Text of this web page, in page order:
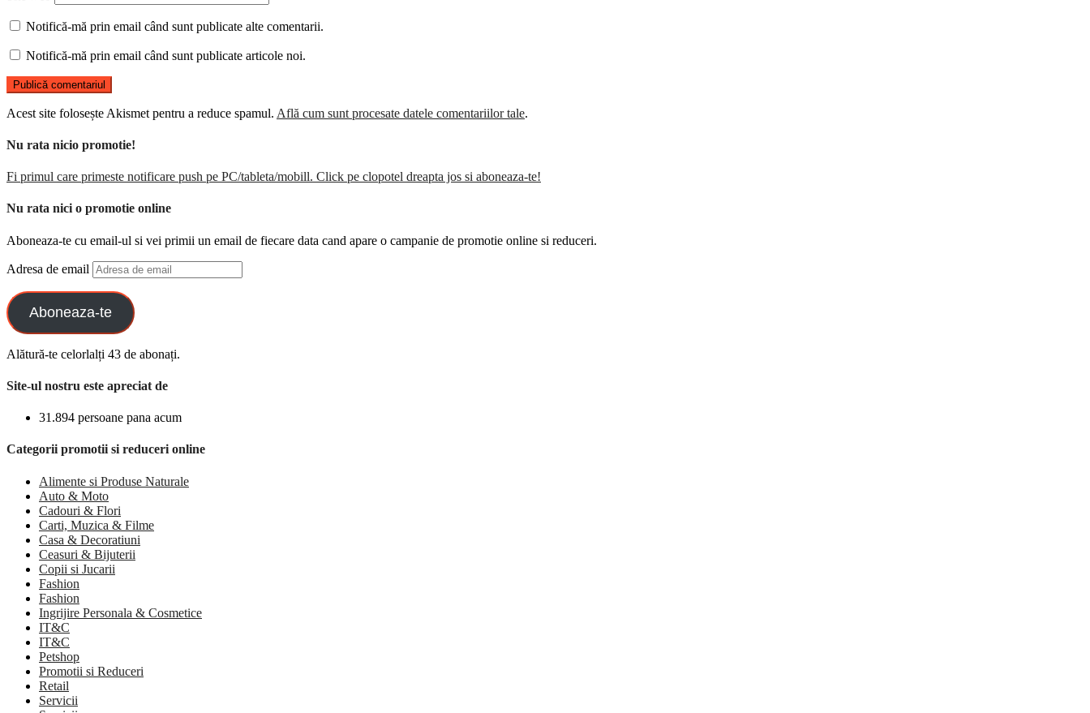
Notifică-mă prin email când sunt publicate alte comentarii.
Notifică-mă prin email când sunt publicate articole noi.
Acest site folosește Akismet pentru a reduce spamul. Află cum sunt procesate datele comentariilor tale.
Nu rata nicio promotie!
Fi primul care primeste notificare push pe PC/tableta/mobill. Click pe clopotel dreapta jos si aboneaza-te!
Nu rata nici o promotie online
Aboneaza-te cu email-ul si vei primii un email de fiecare data cand apare o campanie de promotie online si reduceri.
Adresa de email
Aboneaza-te
Alătură-te celorlalți 43 de abonați.
Site-ul nostru este apreciat de
31.894 persoane pana acum
Categorii promotii si reduceri online
Alimente si Produse Naturale
Auto & Moto
Cadouri & Flori
Carti, Muzica & Filme
Casa & Decoratiuni
Ceasuri & Bijuterii
Copii si Jucarii
Fashion
Fashion
Ingrijire Personala & Cosmetice
IT&C
IT&C
Petshop
Promotii si Reduceri
Retail
Servicii